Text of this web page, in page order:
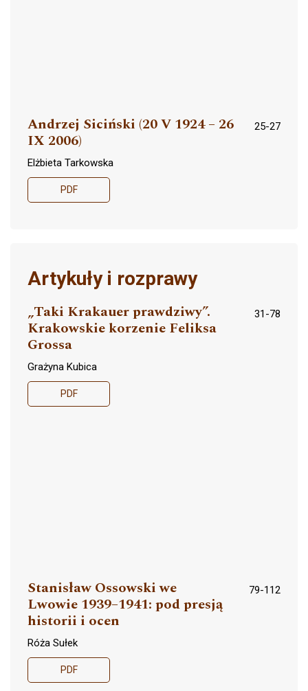
Andrzej Siciński (20 V 1924 – 26
IX 2006)
25-27
Elżbieta Tarkowska
PDF
Artykuły i rozprawy
„Taki Krakauer prawdziwy”.
Krakowskie korzenie Feliksa
Grossa
31-78
Grażyna Kubica
PDF
Stanisław Ossowski we
Lwowie 1939–1941: pod presją
historii i ocen
79-112
Róża Sułek
PDF